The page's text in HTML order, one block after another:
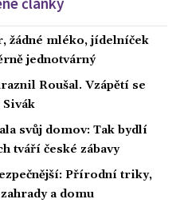
žádné mléko, jídelníček
jednotvárný
Roušal. Vzápětí se
Sivák
svůj domov: Tak bydlí
tváří české zábavy
Přírodní triky,
a domu